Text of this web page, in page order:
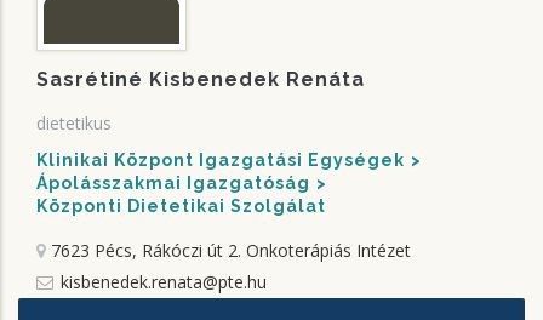
Sasrétiné Kisbenedek Renáta
dietetikus
Klinikai Központ Igazgatási Egységek
Ápolásszakmai Igazgatóság
Központi Dietetikai Szolgálat
7623 Pécs, Rákóczi út 2. Onkoterápiás Intézet
kisbenedek.renata@pte.hu